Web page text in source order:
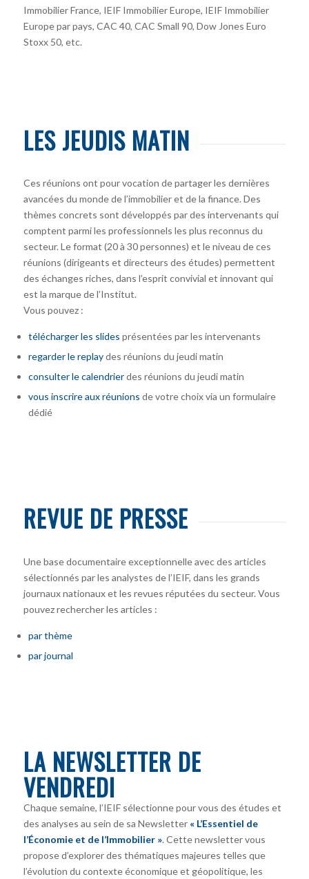
Immobilier France, IEIF Immobilier Europe, IEIF Immobilier
Europe par pays, CAC 40, CAC Small 90, Dow Jones Euro
Stoxx 50, etc.
LES JEUDIS MATIN
Ces réunions ont pour vocation de partager les dernières
avancées du monde de l’immobilier et de la finance. Des
thèmes concrets sont développés par des intervenants qui
comptent parmi les professionnels les plus reconnus du
secteur. Le format (20 à 30 personnes) et le niveau de ces
réunions (dirigeants et directeurs des études) permettent
des échanges riches, dans l’esprit convivial et innovant qui
est la marque de l’Institut.
Vous pouvez :
télécharger les slides présentées par les intervenants
regarder le replaydes réunions du jeudi matin
consulter le calendrierdes réunions du jeudi matin
vous inscrire aux réunions de votre choix via un formulaire
dédié
REVUE DE PRESSE
Une base documentaire exceptionnelle avec des articles
sélectionnés par les analystes de l’IEIF, dans les grands
journaux nationaux et les revues réputées du secteur. Vous
pouvez rechercher les articles :
par thème
par journal
LA NEWSLETTER DE
VENDREDI
Chaque semaine, l’IEIF sélectionne pour vous des études et
des analyses au sein de sa Newsletter « L’Essentiel de
l’Économie et de l’Immobilier ». Cette newsletter vous
propose d’explorer des thématiques majeures telles que
l’évolution du contexte économique et géopolitique, les